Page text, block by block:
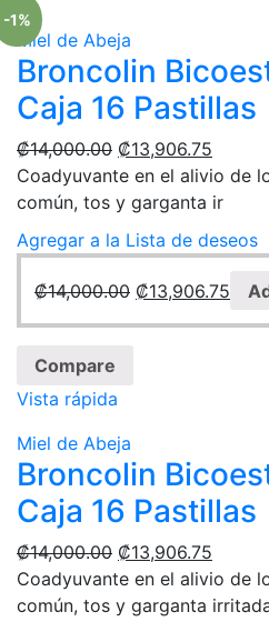
-1%
Miel de Abeja
Broncolin
Caja 16 Pastillas
₡14,000.00 ₡13,906.75
Coadyuvante en el alivio de
común, tos y garganta ir
Agregar a la Lista de deseos
₡14,000.00 ₡13,906.75
Compare
Vista rápida
Miel de Abeja
Broncolin
Caja 16 Pastillas
₡14,000.00 ₡13,906.75
Coadyuvante en el alivio de
común, tos y garganta